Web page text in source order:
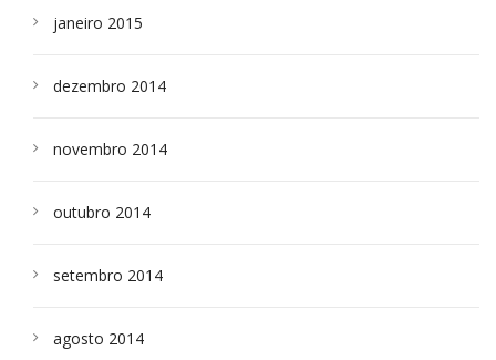
janeiro 2015
dezembro 2014
novembro 2014
outubro 2014
setembro 2014
agosto 2014